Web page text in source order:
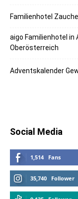
Familienhotel
aigo Familienhotel in
Oberösterreich
Adventskalender
Social Media
1,514 Fans
35,740 Follower